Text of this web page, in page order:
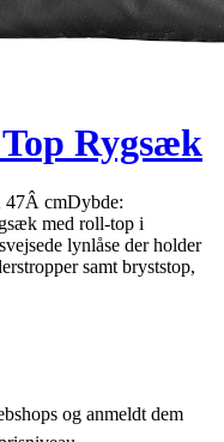
Rygsæk
cmDybde:
med roll-top i
lynlåse der holder
samt bryststop,
og anmeldt dem